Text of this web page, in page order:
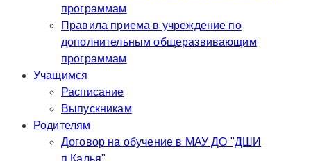
программам
Правила приема в учреждение по
дополнительным общеразвивающим
программам
Учащимся
Расписание
Выпускникам
Родителям
Договор на обучение в МАУ ДО "ДШИ
п.Калья"